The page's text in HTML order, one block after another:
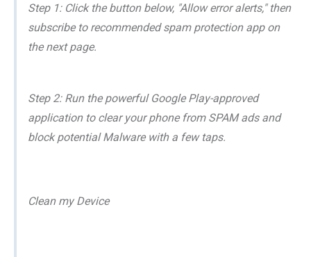
Step 1: Click the button below, "Allow error alerts," then
subscribe to recommended spam protection app on
the next page.
Step 2: Run the powerful Google Play-approved
application to clear your phone from SPAM ads and
block potential Malware with a few taps.
Clean my Device